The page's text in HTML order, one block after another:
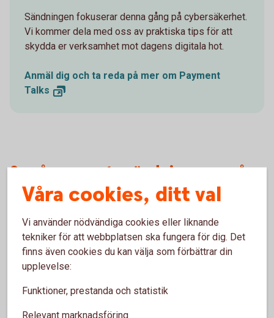
Sändningen fokuserar denna gång på cybersäkerhet.
Vi kommer dela med oss av praktiska tips för att
skydda er verksamhet mot dagens digitala hot.
Anmäl dig och ta reda på mer om Payment
Talks
Se våra senaste sändningar av våra
webbinarier
Våra cookies, ditt val
Vi använder nödvändiga cookies eller liknande
tekniker för att webbplatsen ska fungera för dig. Det
finns även cookies du kan välja som förbättrar din
upplevelse:
Funktioner, prestanda och statistik
Relevant marknadsföring